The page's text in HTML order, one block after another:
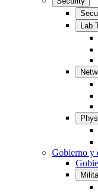
Lab
Gobierno y